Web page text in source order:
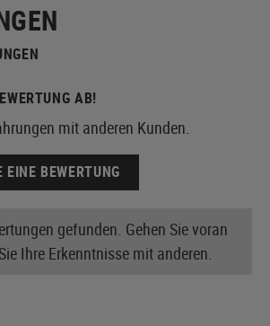
AB!
mit anderen Kunden.
BEWERTUNG
gefunden. Gehen Sie voran
Ihre Erkenntnisse mit anderen.